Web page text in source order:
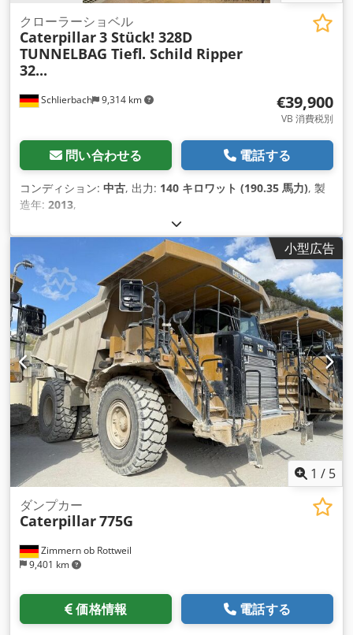
Schlierbach 9,314 km
クローラーショベル
Caterpillar3 Stück! 328D
TUNNELBAG Tiefl. Schild Ripper
32...
€39,900
VB 消費税別
問い合わせる 電話する
コンディション: 中古, 出力: 140 キロワット (190.35 馬力), 製
造年: 2013,
小型広告
1 / 5
Zimmern ob Rottweil
9,401 km
ダンプカー
Caterpillar775G
価格情報 電話する